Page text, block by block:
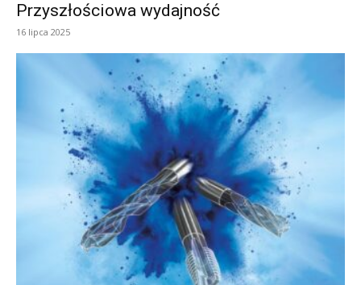
Przyszłościowa wydajność
16 lipca 2025